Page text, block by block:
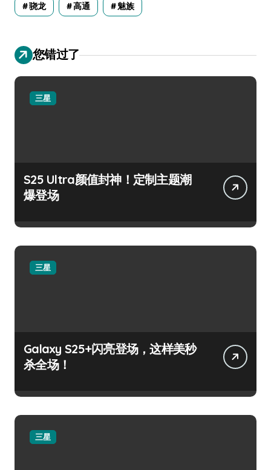
骁龙 高通 魅族
您错过了
三星
S25 Ultra颜值封神！定制主题潮
爆登场
三星
Galaxy S25+闪亮登场，这样美秒
杀全场！
三星